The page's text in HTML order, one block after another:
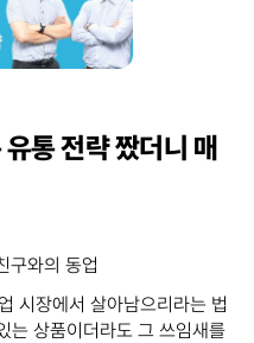
통 전략 짰더니 매
구와의 동업
시장에서 살아남으리라는 법
는 상품이더라도 그 쓰임새를